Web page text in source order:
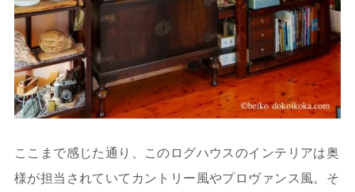
ここまで感じた通り、このログハウスのインテリアは奥
様が担当されていてカントリー風やプロヴァンス風。そ